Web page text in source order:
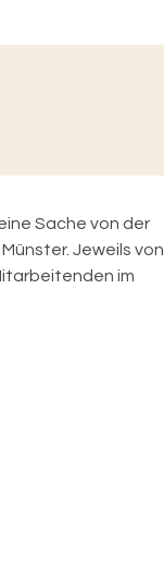
Sache von der
Jeweils von
im